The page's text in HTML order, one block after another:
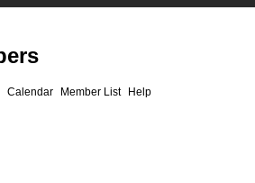
Calendar Member List Help